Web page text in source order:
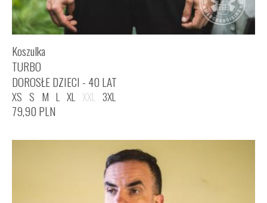
Koszulka
TURBO
DOROSŁE DZIECI - 40 LAT
XS S M L XL XXL 3XL
79,90 PLN